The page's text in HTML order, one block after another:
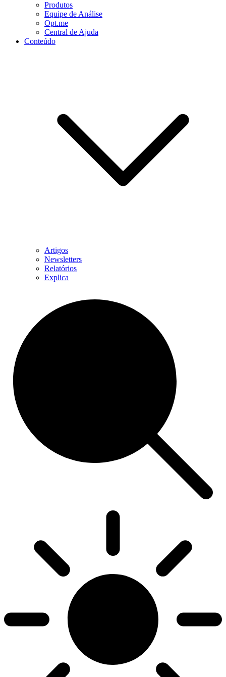
Produtos
Equipe de Análise
Opt.me
Central de Ajuda
Conteúdo
Artigos
Newsletters
Relatórios
Explica